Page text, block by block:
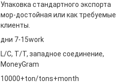
Упаковка стандартного экспорта
мор-достойная или как требуемые
клиенты.
дни 7-15work
L/C, T/T, западное соединение,
MoneyGram
10000+ton/tons+month